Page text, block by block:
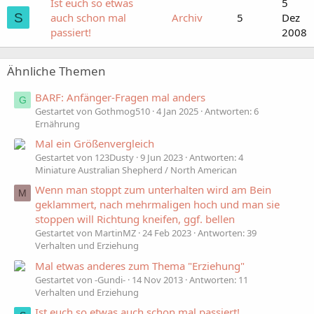
S
Ist euch so etwas
auch schon mal
passiert!
Archiv 5
5
Dez
2008
Ähnliche Themen
G BARF: Anfänger-Fragen mal anders
Gestartet von Gothmog510 4 Jan 2025 Antworten: 6
Ernährung
Mal ein Größenvergleich
Gestartet von 123Dusty 9 Jun 2023 Antworten: 4
Miniature Australian Shepherd / North American
M
Wenn man stoppt zum unterhalten wird am Bein
geklammert, nach mehrmaligen hoch und man sie
stoppen will Richtung kneifen, ggf. bellen
Gestartet von MartinMZ 24 Feb 2023 Antworten: 39
Verhalten und Erziehung
Mal etwas anderes zum Thema "Erziehung"
Gestartet von -Gundi- 14 Nov 2013 Antworten: 11
Verhalten und Erziehung